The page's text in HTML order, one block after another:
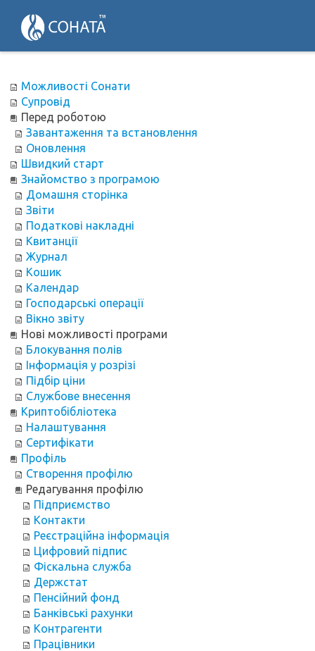
Можливості Сонати
Супровід
Перед роботою
Завантаження та встановлення
Оновлення
Швидкий старт
Знайомство з програмою
Домашня сторінка
Звіти
Податкові накладні
Квитанції
Журнал
Кошик
Календар
Господарські операції
Вікно звіту
Нові можливості програми
Блокування полів
Інформація у розрізі
Підбір ціни
Службове внесення
Криптобібліотека
Налаштування
Сертифікати
Профіль
Створення профілю
Редагування профілю
Підприємство
Контакти
Реєстраційна інформація
Цифровий підпис
Фіскальна служба
Держстат
Пенсійний фонд
Банківські рахунки
Контрагенти
Працівники